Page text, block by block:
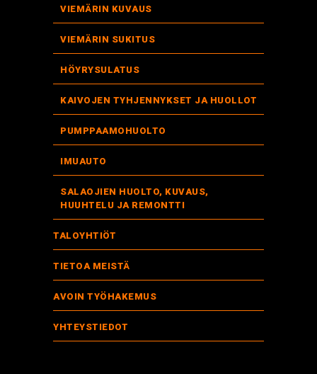
VIEMÄRIN KUVAUS
VIEMÄRIN SUKITUS
HÖYRYSULATUS
KAIVOJEN TYHJENNYKSET JA HUOLLOT
PUMPPAAMOHUOLTO
IMUAUTO
SALAOJIEN HUOLTO, KUVAUS,
HUUHTELU JA REMONTTI
TALOYHTIÖT
TIETOA MEISTÄ
AVOIN TYÖHAKEMUS
YHTEYSTIEDOT